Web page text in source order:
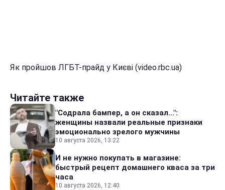
Як пройшов ЛГБТ-прайд у Києві (video.rbc.ua)
Читайте также
"Содрала бампер, а он сказал...":
женщины назвали реальные признаки
эмоционально зрелого мужчины
10 августа 2026, 13:22
И не нужно покупать в магазине:
быстрый рецепт домашнего кваса за три
часа
10 августа 2026, 12:40